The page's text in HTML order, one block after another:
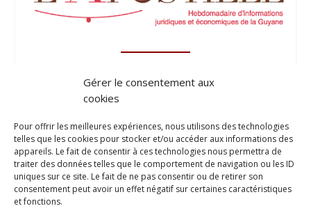
Gérer le consentement aux
cookies
Pour offrir les meilleures expériences, nous utilisons des technologies
telles que les cookies pour stocker et/ou accéder aux informations des
appareils. Le fait de consentir à ces technologies nous permettra de
traiter des données telles que le comportement de navigation ou les ID
uniques sur ce site. Le fait de ne pas consentir ou de retirer son
consentement peut avoir un effet négatif sur certaines caractéristiques
et fonctions.